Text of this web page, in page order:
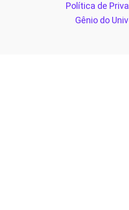
Política de
Gênio do